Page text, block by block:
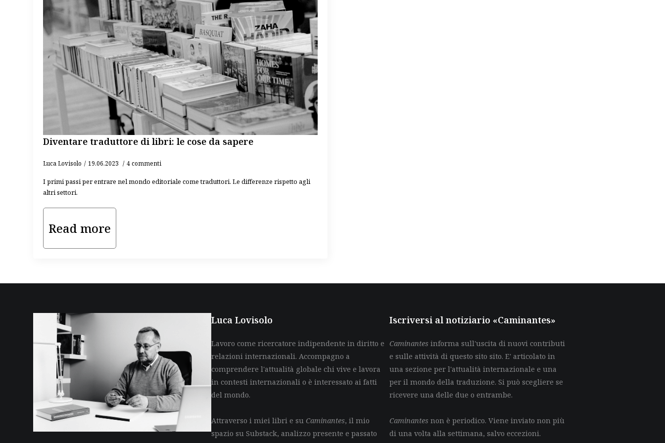
Diventare traduttore di libri: le cose da sapere
Luca Lovisolo 19.06.2023 4 commenti
I primi passi per entrare nel mondo editoriale come traduttori. Le differenze rispetto agli
altri settori.
Read more
Luca Lovisolo
Lavoro come ricercatore indipendente in diritto e
relazioni internazionali. Accompagno a
comprendere l'attualità globale chi vive e lavora
in contesti internazionali o è interessato ai fatti
del mondo.
Attraverso i miei libri e suCaminantes, il mio
spazio su Substack, analizzo presente e passato
Iscriversi al notiziario «Caminantes»
Caminantes informa sull'uscita di nuovi contributi
e sulle attività di questo sito sito. E' articolato in
una sezione per l'attualità internazionale e una
per il mondo della traduzione. Si può scegliere se
ricevere una delle due o entrambe.
Caminantes non è periodico. Viene inviato non più
di una volta alla settimana, salvo eccezioni.